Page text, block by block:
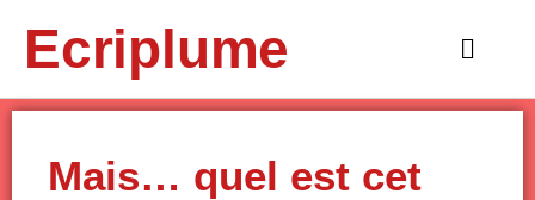
contenuEcriplume
Main
Mais… quel est cet